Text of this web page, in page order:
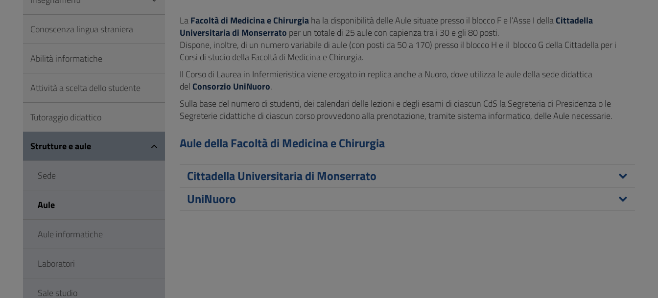
Footer
LaFacoltà di Medicina e Chirurgiaha la disponibilità delle Aule situate presso il blocco F e l’Asse I dellaCittadella
Universitaria di Monserrato per un totale di 25 aule con capienza tra i 30 e gli 80 posti.
Dispone, inoltre, di un numero variabile di aule (con posti da 50 a 170) presso il blocco H e il blocco G della Cittadella per i
Corsi di studio della Facoltà di Medicina e Chirurgia.
Il Corso di Laurea in Infermieristica viene erogato in replica anche a Nuoro, dove utilizza le aule della sede didattica
del Consorzio UniNuoro.
Sulla base del numero di studenti, dei calendari delle lezioni e degli esami di ciascun CdS la Segreteria di Presidenza o le
Segreterie didattiche di ciascun corso provvedono alla prenotazione, tramite sistema informatico, delle Aule necessarie.
Aule della Facoltà di Medicina e Chirurgia
Cittadella Universitaria di Monserrato
UniNuoro
Conoscenza lingua straniera
Abilità informatiche
Attività a scelta dello studente
Tutoraggio didattico
Strutture e aule
Sede
Aule
Aule informatiche
Laboratori
Sale studio